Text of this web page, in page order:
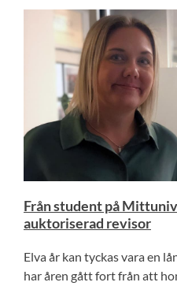
Från student på
auktoriserad revisor
Elva år kan tyckas vara en
har åren gått fort från att